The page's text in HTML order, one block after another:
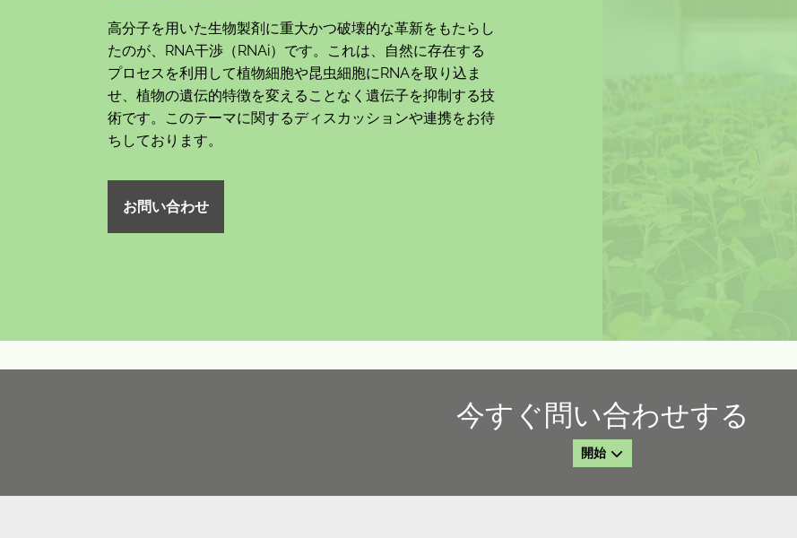
高分子を用いた生物製剤に重大かつ破壊的な革新をもたらし
たのが、RNA干渉（RNAi）です。これは、自然に存在する
プロセスを利用して植物細胞や昆虫細胞にRNAを取り込ま
せ、植物の遺伝的特徴を変えることなく遺伝子を抑制する技
術です。このテーマに関するディスカッションや連携をお待
ちしております。
お問い合わせ
今すぐ問い合わせする
開始